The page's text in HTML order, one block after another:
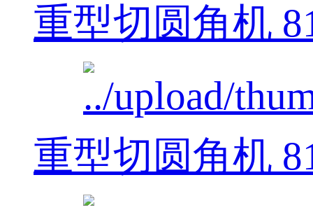
重型切圆角机
重型切圆角机